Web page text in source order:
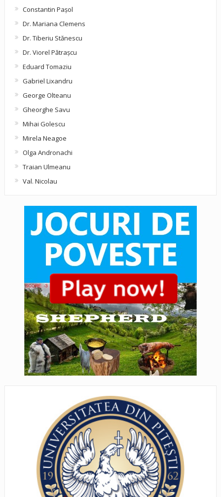
Constantin Pașol
Dr. Mariana Clemens
Dr. Tiberiu Stănescu
Dr. Viorel Pătraşcu
Eduard Tomaziu
Gabriel Lixandru
George Olteanu
Gheorghe Savu
Mihai Golescu
Mirela Neagoe
Olga Andronachi
Traian Ulmeanu
Val. Nicolau